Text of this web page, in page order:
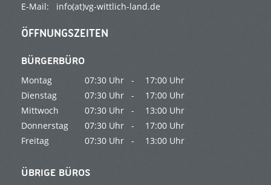
E-Mail: info(at)vg-wittlich-land.de
ÖFFNUNGSZEITEN
BÜRGERBÜRO
Montag 07:30 Uhr -
17:00 Uhr
Dienstag
07:30 Uhr -
17:00 Uhr
Mittwoch
07:30 Uhr -
13:00 Uhr
Donnerstag
07:30 Uhr -
17:00 Uhr
Freitag
07:30 Uhr - 13:00 Uhr
ÜBRIGE BÜROS